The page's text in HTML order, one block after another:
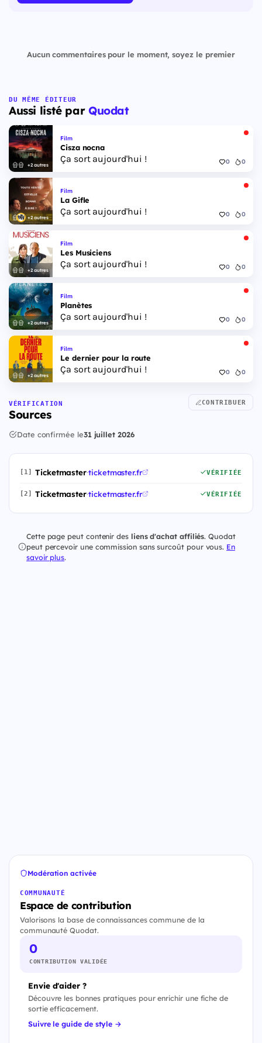
Aucun commentaires pour le moment, soyez le premier
DU MÊME ÉDITEUR
Aussi listé par Quodat
+2 autres
Film
Cisza nocna
Ça sort aujourd'hui ! 0 0
+2 autres
Film
La Gifle
Ça sort aujourd'hui ! 0 0
+2 autres
Film
Les Musiciens
Ça sort aujourd'hui ! 0 0
+2 autres
Film
Planètes
Ça sort aujourd'hui ! 0 0
+2 autres
Film
Le dernier pour la route
Ça sort aujourd'hui ! 0 0
VÉRIFICATION
Sources
CONTRIBUER
Date confirmée le31 juillet 2026
[1] Ticketmaster·ticketmaster.fr VÉRIFIÉE
[2] Ticketmaster·ticketmaster.fr VÉRIFIÉE
Cette page peut contenir des liens d'achat affiliés. Quodat
peut percevoir une commission sans surcoût pour vous. En
savoir plus.
Modération activée
COMMUNAUTÉ
Espace de contribution
Valorisons la base de connaissances commune de la
communauté Quodat.
0
CONTRIBUTION VALIDÉE
Envie d'aider ?
Découvre les bonnes pratiques pour enrichir une fiche de
sortie efficacement.
Suivre le guide de style →